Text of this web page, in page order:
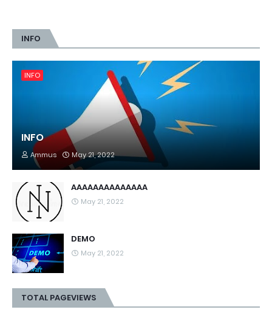
INFO
INFO
INFO
Ammus May 21, 2022
AAAAAAAAAAAAAA
May 21, 2022
DEMO
May 21, 2022
TOTAL PAGEVIEWS